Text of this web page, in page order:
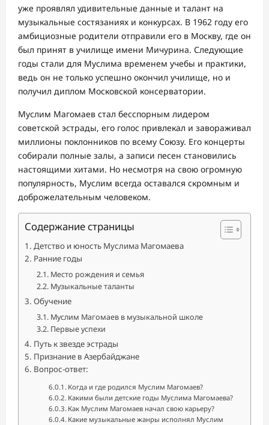
уже проявлял удивительные данные и талант на
музыкальные состязаниях и конкурсах. В 1962 году его
амбициозные родители отправили его в Москву, где он
был принят в училище имени Мичурина. Следующие
годы стали для Муслима временем учебы и практики,
ведь он не только успешно окончил училище, но и
получил диплом Московской консерватории.
Муслим Магомаев стал бесспорным лидером
советской эстрады, его голос привлекал и завораживал
миллионы поклонников по всему Союзу. Его концерты
собирали полные залы, а записи песен становились
настоящими хитами. Но несмотря на свою огромную
популярность, Муслим всегда оставался скромным и
доброжелательным человеком.
Содержание страницы
Детство и юность Муслима Магомаева
Ранние годы
Место рождения и семья
Музыкальные таланты
Обучение
Муслим Магомаев в музыкальной школе
Первые успехи
Путь к звезде эстрады
Признание в Азербайджане
Вопрос-ответ:
Когда и где родился Муслим Магомаев?
Какими были детские годы Муслима Магомаева?
Как Муслим Магомаев начал свою карьеру?
Какие музыкальные жанры исполнял Муслим